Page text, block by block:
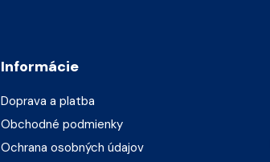
Informácie
Doprava a platba
Obchodné podmienky
Ochrana osobných údajov